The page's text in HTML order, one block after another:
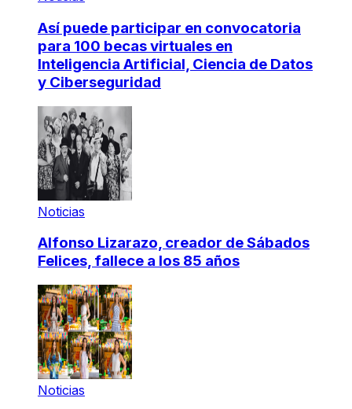
Así puede participar en convocatoria
para 100 becas virtuales en
Inteligencia Artificial, Ciencia de Datos
y Ciberseguridad
Noticias
Alfonso Lizarazo, creador de Sábados
Felices, fallece a los 85 años
Noticias